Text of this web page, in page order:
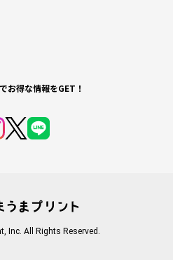
お得な情報をGET！
Inc. All Rights Reserved.